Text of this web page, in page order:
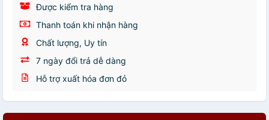
Được kiểm tra hàng
Thanh toán khi nhận hàng
Chất lượng, Uy tín
7 ngày đổi trả dễ dàng
Hỗ trợ xuất hóa đơn đỏ